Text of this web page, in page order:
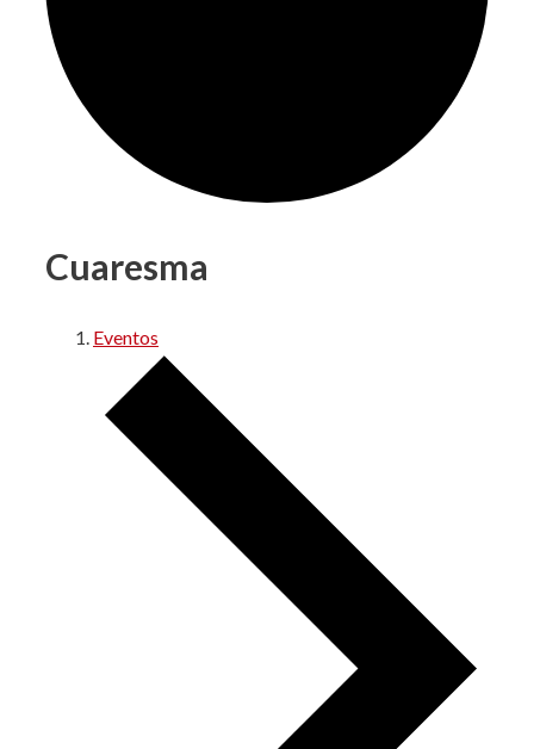
Cuaresma
Eventos